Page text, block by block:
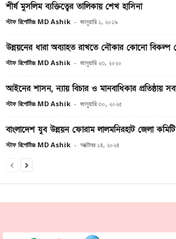
শীর্ষ মুসলিম ব্যক্তিত্বের তালিকায় শেখ হাসিনা
স্টাফ রিপোর্টারঃ MD Ashik - জানুয়ারি ১, ২০১৯
উন্নয়নের ধারা অব্যাহত রাখতে নৌকার কোনো বিকল্প
স্টাফ রিপোর্টারঃ MD Ashik - জানুয়ারি ২৩, ২০২০
আইনের শাসন, ন্যায় বিচার ও মানবাধিকার প্রতিষ্ঠায়
স্টাফ রিপোর্টারঃ MD Ashik - জানুয়ারি ৩০, ২০২৫
বাংলাদেশ যুব উন্নয়ন ফোরাম লালমনিরহাট জেলা
স্টাফ রিপোর্টারঃ MD Ashik - অক্টোবর ১৪, ২০২৪